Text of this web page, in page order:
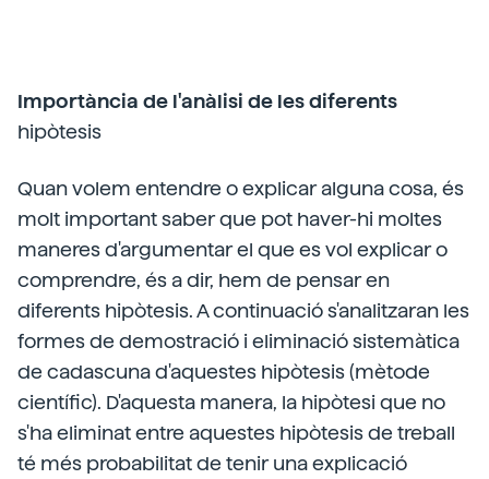
Importància de l'anàlisi de les diferents
hipòtesis
Quan volem entendre o explicar alguna cosa, és
molt important saber que pot haver-hi moltes
maneres d'argumentar el que es vol explicar o
comprendre, és a dir, hem de pensar en
diferents hipòtesis. A continuació s'analitzaran les
formes de demostració i eliminació sistemàtica
de cadascuna d'aquestes hipòtesis (mètode
científic). D'aquesta manera, la hipòtesi que no
s'ha eliminat entre aquestes hipòtesis de treball
té més probabilitat de tenir una explicació